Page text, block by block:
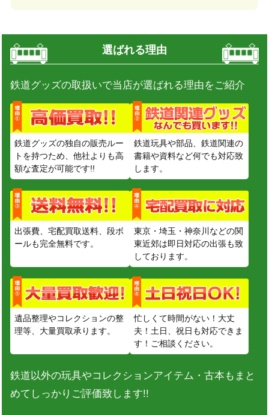
選ばれる理由
鉄道グッズの取扱いで当店が選ばれる理由をご紹介
鉄道グッズの独自の販売ルー
トを持つため、他社よりも高
額な査定が可能です!!
鉄道玩具や部品、鉄道関連の
書籍や資料など何でも対応致
します。
出張費、宅配買取送料、段ボ
ールも完全無料です。
東京・埼玉・神奈川などの関
東近郊は即日対応の出張も致
しております。
遺品整理やコレクションの整
理等、大量買取承ります。
忙しくて時間がない！大丈
夫！土日、祝日も対応できま
す！ご相談ください。
鉄道以外の玩具やコレクションアイテム・古本もまと
めてしっかりご評価致します!!